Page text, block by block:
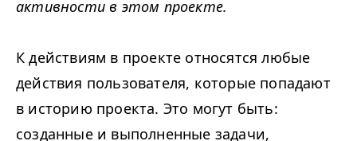
активности в этом проекте.
К действиям в проекте относятся любые
действия пользователя, которые попадают
в историю проекта. Это могут быть:
созданные и выполненные задачи,